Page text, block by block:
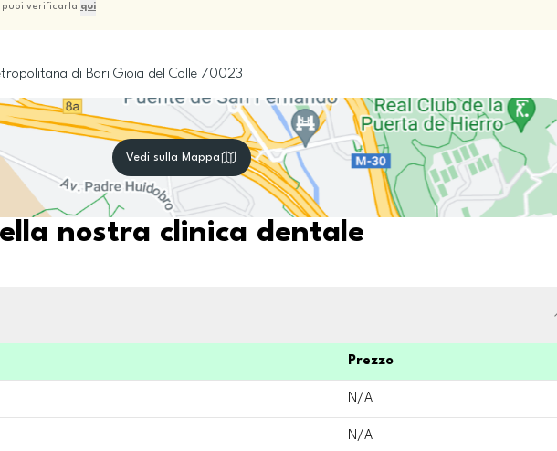
puoi verificarla qui
di Bari Gioia del Colle 70023
Vedi sulla Mappa
nostra clinica dentale
Prezzo
N/A
N/A